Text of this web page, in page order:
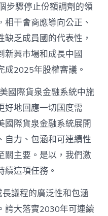
步驟停止份額調劑的領
干會商應導向公正、
乏成員國的代表性，
新興市場和成長中國
成2025年股權審議。
國際貨泉金融系統中施
好地回應一切國度需
國際貨泉金融系統展開
自力、包涵和可連續性
關主要。是以，我們激
這項任務。
議程的廣泛性和包涵
誇大落實2030年可連續